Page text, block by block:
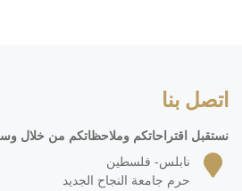
اتصل بنا
نستقبل اقتراحاتكم وملاحظاتكم من خلال
نابلس- فلسطين
حرم جامعة النجاح الجديد